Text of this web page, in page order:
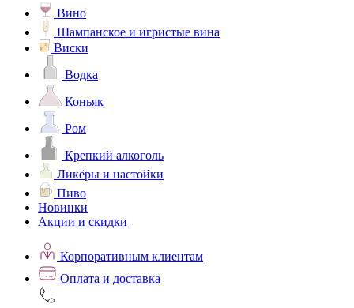
Вино
Шампанское и игристые вина
Виски
Водка
Коньяк
Ром
Крепкий алкоголь
Ликёры и настойки
Пиво
Новинки
Акции и скидки
Корпоративным клиентам
Оплата и доставка